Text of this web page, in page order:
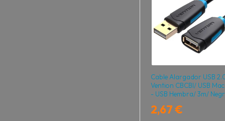
Cable Alargador USB
Vention CBCBI/ USB
- USB Hembra/ 3m/
2,67 €